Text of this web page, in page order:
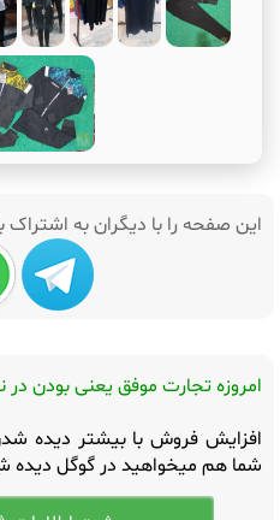
این صفحه را با دیگران به اشتراک
امروزه تجارت موفق یعنی بودن
افزایش فروش با بیشتر دیده
شما هم میخواهید در گوگل دیده